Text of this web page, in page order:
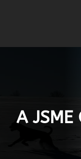
A JSME